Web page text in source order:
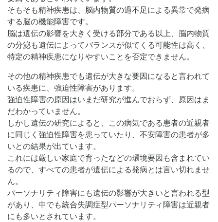
そもそも精神疾患は、脳内物質の過不足による異常で発病
する脳の機能障害です。
脳は遺伝の影響を大きく受ける部分である以上、脳内物質
の分泌も遺伝によってバランスが似てくる可能性は高く、
特定の精神疾患になりやすいことを否定できません。
その他の精神疾患でも遺伝が大きな要因になると言われて
いる疾患に、強迫性障害があります。
強迫性障害の原因はいまだ研究が進んでおらず、原因はま
だわかっていません。
しかし遺伝の研究によると、この病気である患者の近親者
に同じく強迫性障害を患っていたり、不安障害の患者が多
いとの結果が出ています。
これには厳しい家庭で育ったなどの環境要因も含まれてい
るので、すべての患者が遺伝による発病とは言い切れませ
ん。
パーソナリティ障害にも遺伝の影響が大きいと言われる型
があり、中でも統合失調症型パーソナリティ障害は近親者
にも多いとされています。